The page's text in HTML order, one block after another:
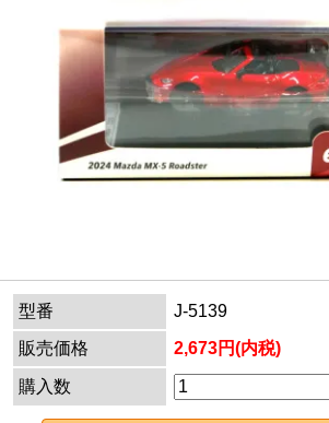
型番
J-5139
販売価格
2,673円(内税)
購入数